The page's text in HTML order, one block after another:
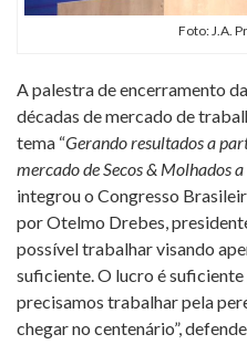
Foto: J.A.
A palestra de encerramento
décadas de mercado de
tema “Gerando resultados a
mercado de Secos & Molhados a
integrou o Congresso
por Otelmo Drebes,
possível trabalhar visando
suficiente. O lucro é suficiente
precisamos trabalhar pela
chegar no centenário”,